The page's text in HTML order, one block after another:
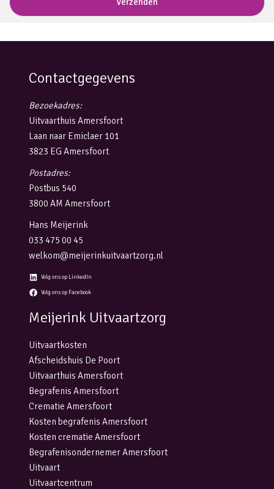
Contactgegevens
Bezoekadres:
Uitvaarthuis Amersfoort
Laan naar Emiclaer 101
3823 EG Amersfoort
Postadres:
Postbus 540
3800 AM Amersfoort
Hans Meijerink
033 475 00 45
welkom@meijerinkuitvaartzorg.nl
Volg ons op LinkedIn
Volg ons op Facebook
Meijerink Uitvaartzorg
Uitvaartkosten
Afscheidshuis De Poort
Uitvaarthuis Amersfoort
Begrafenis Amersfoort
Crematie Amersfoort
Kosten begrafenis Amersfoort
Kosten crematie Amersfoort
Begrafenisondernemer Amersfoort
Uitvaart
Uitvaartcentrum